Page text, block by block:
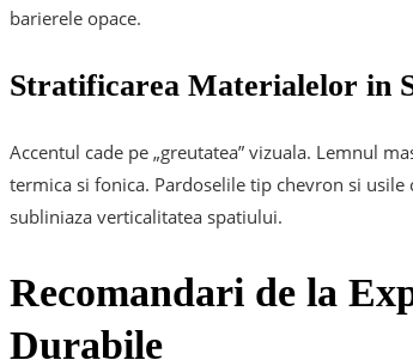
barierele opace.
Stratificarea Materialelor in
Accentul cade pe „greutatea” vizuala. Lemnul
termica si fonica. Pardoselile tip chevron si
subliniaza verticalitatea spatiului.
Recomandari de la
Durabile